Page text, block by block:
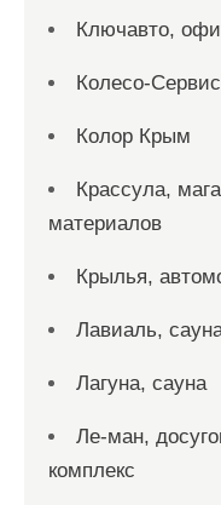
Ключавто,
Колесо-Сервис
Колор Крым
Крассула,
материалов
Крылья,
Лавиаль,
Лагуна, сауна
Ле-ман,
комплекс